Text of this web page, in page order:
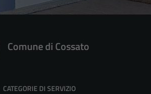
Comune di Cossato
CATEGORIE DI SERVIZIO